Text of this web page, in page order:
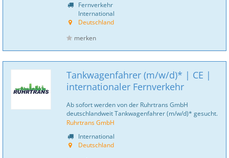
Fernverkehr
International
Deutschland
merken
Tankwagenfahrer (m/w/d)* | CE |
internationaler Fernverkehr
Ab sofort werden von der Ruhrtrans GmbH
deutschlandweit Tankwagenfahrer (m/w/d)* gesucht.
Ruhrtrans GmbH
International
Deutschland